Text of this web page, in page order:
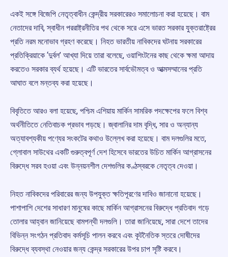
একই সঙ্গে বিজেপি নেতৃত্বাধীন কেন্দ্রীয় সরকারেরও সমালোচনা করা হয়েছে। বাম
নেতাদের দাবি, স্বাধীন পররাষ্ট্রনীতির পথ থেকে সরে এসে ভারত সরকার যুক্তরাষ্ট্রের
প্রতি নরম মনোভাব গ্রহণ করেছে। নিহত ভারতীয় নাবিকদের ঘটনায় সরকারের
প্রতিক্রিয়াকে ‘দুর্বল’ আখ্যা দিয়ে তারা বলেছে, ওয়াশিংটনের কাছ থেকে ক্ষমা আদায়
করতেও সরকার ব্যর্থ হয়েছে। এটি ভারতের সার্বভৌমত্ব ও আত্মসম্মানের প্রতি
আঘাত বলে মন্তব্য করা হয়েছে।
বিবৃতিতে আরও বলা হয়েছে, পশ্চিম এশিয়ায় মার্কিন সামরিক পদক্ষেপের ফলে বিশ্ব
অর্থনীতিতে নেতিবাচক প্রভাব পড়ছে। জ্বালানির দাম বৃদ্ধি, সার ও অন্যান্য
অত্যাবশ্যকীয় পণ্যের সংকটের কথাও উল্লেখ করা হয়েছে। বাম দলগুলির মতে,
গ্লোবাল সাউথের একটি গুরুত্বপূর্ণ দেশ হিসেবে ভারতের উচিত মার্কিন আগ্রাসনের
বিরুদ্ধে সরব হওয়া এবং উন্নয়নশীল দেশগুলির কণ্ঠস্বরকে নেতৃত্ব দেওয়া।
নিহত নাবিকদের পরিবারের জন্য উপযুক্ত ক্ষতিপূরণের দাবিও জানানো হয়েছে।
পাশাপাশি দেশের সাধারণ মানুষের কাছে মার্কিন আগ্রাসনের বিরুদ্ধে প্রতিবাদ গড়ে
তোলার আহ্বান জানিয়েছে বামপন্থী দলগুলি। তারা জানিয়েছে, সারা দেশে তাদের
বিভিন্ন সংগঠন প্রতিবাদ কর্মসূচি পালন করবে এবং কূটনৈতিক স্তরে দোষীদের
বিরুদ্ধে ব্যবস্থা নেওয়ার জন্য কেন্দ্র সরকারের উপর চাপ সৃষ্টি করবে।